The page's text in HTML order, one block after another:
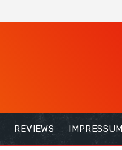
REVIEWS IMPRESSUM